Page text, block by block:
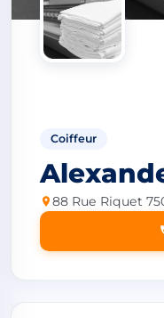
Coiffeur
88 Rue Riquet